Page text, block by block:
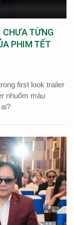
CHƯA TỪNG
PHIM TẾT
first look trailer
nhuốm màu